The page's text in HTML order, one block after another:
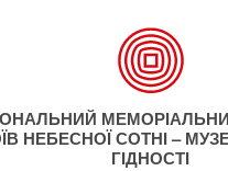
НЕБЕСНОЇ СОТНІ –
ГІДНОСТІ